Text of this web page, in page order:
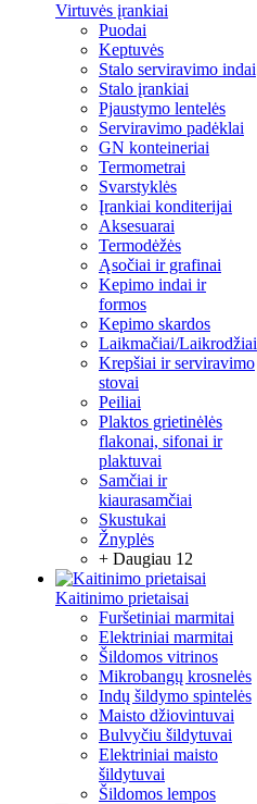
Virtuvės įrankiai
Puodai
Keptuvės
Stalo serviravimo indai
Stalo įrankiai
Pjaustymo lentelės
Serviravimo padėklai
GN konteineriai
Termometrai
Svarstyklės
Įrankiai konditerijai
Aksesuarai
Termodėžės
Ąsočiai ir grafinai
Kepimo indai ir
formos
Kepimo skardos
Laikmačiai/Laikrodžiai
Krepšiai ir serviravimo
stovai
Peiliai
Plaktos grietinėlės
flakonai, sifonai ir
plaktuvai
Samčiai ir
kiaurasamčiai
Skustukai
Žnyplės
+ Daugiau 12
Kaitinimo prietaisai
Furšetiniai marmitai
Elektriniai marmitai
Šildomos vitrinos
Mikrobangų krosnelės
Indų šildymo spintelės
Maisto džiovintuvai
Bulvyčiu šildytuvai
Elektriniai maisto
šildytuvai
Šildomos lempos